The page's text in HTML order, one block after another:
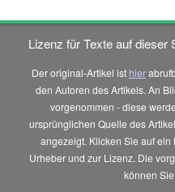
Lizenz für Texte auf dieser
Der original-Artikel ist hier
den Autoren des Artikels. An
vorgenommen - diese
ursprünglichen Quelle des
angezeigt. Klicken Sie auf
Urheber und zur Lizenz. Die
können Sie